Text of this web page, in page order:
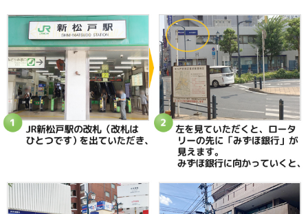
走ると痛む・・・
という野球部の高校三年生がお見えになってくれました
アイシング サポーター
時間が取れるときは接骨院で電気をかけてもらって
足首のトレーニングで強化することもしていたそうです
でも１カ月半経っても、回復できない・・・
もうすぐ夏の大会の予選も始まるので、
このままでは練習もままならず、
試合にも出られないかもしれない不安で
どうにかならないかと思っていたようです。